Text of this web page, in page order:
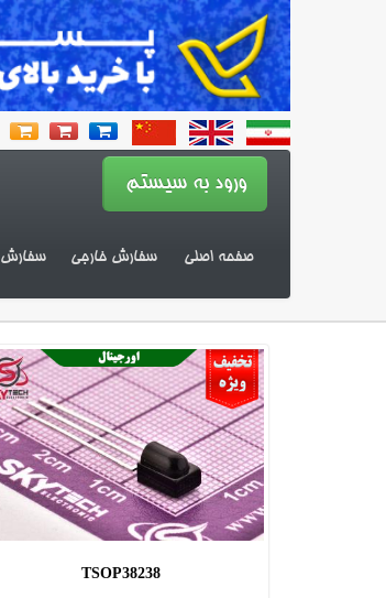
صفحه اصلی سفارش خارجی سفارش PCB
TSOP38238